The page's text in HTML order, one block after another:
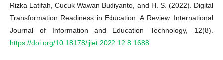
Rizka Latifah, Cucuk Wawan Budiyanto, and H. S. (2022). Digital
Transformation Readiness in Education: A Review. International
Journal of Information and Education Technology, 12(8).
https://doi.org/10.18178/ijiet.2022.12.8.1688